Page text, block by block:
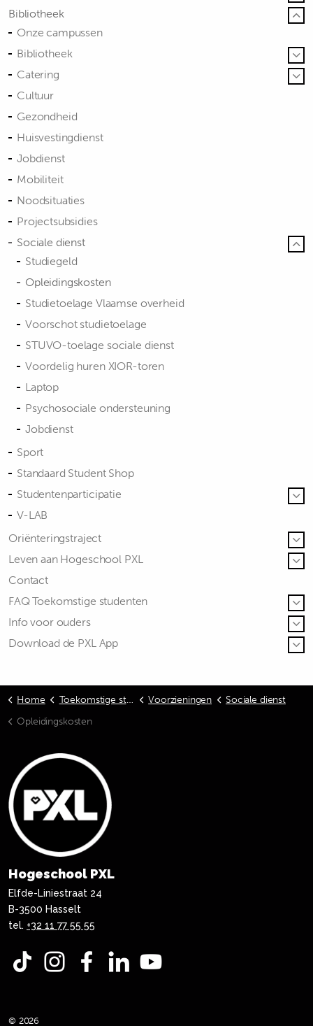
Bibliotheek
Onze campussen
Bibliotheek
Catering
Cultuur
Gezondheid
Huisvestingdienst
Jobdienst
Mobiliteit
Noodsituaties
Projectsubsidies
Sociale dienst
Studiegeld
Opleidingskosten
Studietoelage Vlaamse overheid
Voorschot studietoelage
STUVO-toelage sociale dienst
Voordelig huren XIOR-toren
Laptop
Psychosociale ondersteuning
Jobdienst
Sport
Standaard Student Shop
Studentenparticipatie
V-LAB
Oriënteringstraject
Leven aan Hogeschool PXL
Contact
FAQ Toekomstige studenten
Info voor ouders
Download de PXL App
Home Toekomstige studenten Voorzieningen
Sociale dienst
Opleidingskosten
Hogeschool PXL
Elfde-Liniestraat 24
B-3500 Hasselt
tel. +32 11 77 55 55
© 2026